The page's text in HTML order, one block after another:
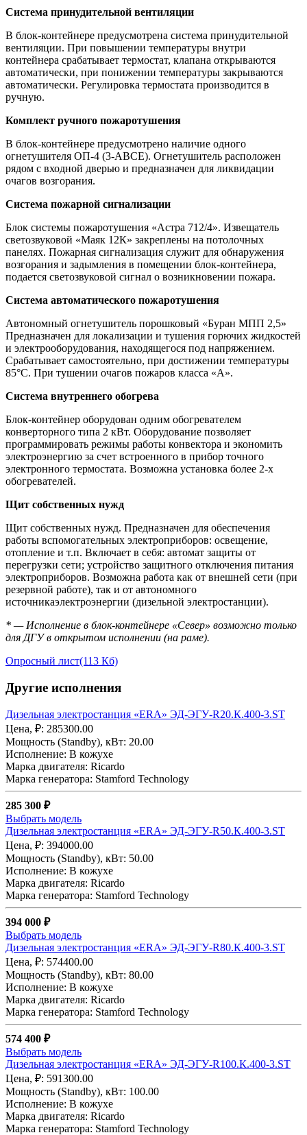
Система принудительной вентиляции
В блок-контейнере предусмотрена система принудительной
вентиляции. При повышении температуры внутри
контейнера срабатывает термостат, клапана открываются
автоматически, при понижении температуры закрываются
автоматически. Регулировка термостата производится в
ручную.
Комплект ручного пожаротушения
В блок-контейнере предусмотрено наличие одного
огнетушителя ОП-4 (3-ABCE). Огнетушитель расположен
рядом с входной дверью и предназначен для ликвидации
очагов возгорания.
Система пожарной сигнализации
Блок системы пожаротушения «Астра 712/4». Извещатель
светозвуковой «Маяк 12К» закреплены на потолочных
панелях. Пожарная сигнализация служит для обнаружения
возгорания и задымления в помещении блок-контейнера,
подается светозвуковой сигнал о возникновении пожара.
Система автоматического пожаротушения
Автономный огнетушитель порошковый «Буран МПП 2,5»
Предназначен для локализации и тушения горючих жидкостей
и электрооборудования, находящегося под напряжением.
Срабатывает самостоятельно, при достижении температуры
85°С. При тушении очагов пожаров класса «А».
Система внутреннего обогрева
Блок-контейнер оборудован одним обогревателем
конверторного типа 2 кВт. Оборудование позволяет
программировать режимы работы конвектора и экономить
электроэнергию за счет встроенного в прибор точного
электронного термостата. Возможна установка более 2-х
обогревателей.
Щит собственных нужд
Щит собственных нужд. Предназначен для обеспечения
работы вспомогательных электроприборов: освещение,
отопление и т.п. Включает в себя: автомат защиты от
перегрузки сети; устройство защитного отключения питания
электроприборов. Возможна работа как от внешней сети (при
резервной работе), так и от автономного
источникаэлектроэнергии (дизельной электростанции).
* — Исполнение в блок-контейнере «Север» возможно только
для ДГУ в открытом исполнении (на раме).
Опросный лист(113 Кб)
Другие исполнения
Дизельная электростанция «ERA» ЭД-ЭГУ-R20.К.400-3.ST
Цена, ₽: 285300.00
Мощность (Standby), кВт: 20.00
Исполнение: В кожухе
Марка двигателя: Ricardo
Марка генератора: Stamford Technology
285 300 ₽
Выбрать модель
Дизельная электростанция «ERA» ЭД-ЭГУ-R50.К.400-3.ST
Цена, ₽: 394000.00
Мощность (Standby), кВт: 50.00
Исполнение: В кожухе
Марка двигателя: Ricardo
Марка генератора: Stamford Technology
394 000 ₽
Выбрать модель
Дизельная электростанция «ERA» ЭД-ЭГУ-R80.К.400-3.ST
Цена, ₽: 574400.00
Мощность (Standby), кВт: 80.00
Исполнение: В кожухе
Марка двигателя: Ricardo
Марка генератора: Stamford Technology
574 400 ₽
Выбрать модель
Дизельная электростанция «ERA» ЭД-ЭГУ-R100.К.400-3.ST
Цена, ₽: 591300.00
Мощность (Standby), кВт: 100.00
Исполнение: В кожухе
Марка двигателя: Ricardo
Марка генератора: Stamford Technology